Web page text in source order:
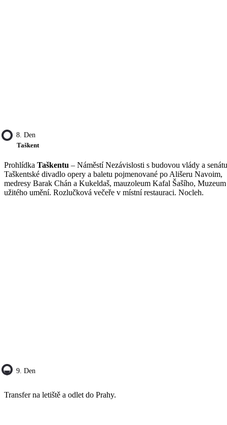
8. Den
Taškent
Prohlídka Taškentu – Náměstí Nezávislosti s budovou vlády a
Taškentské divadlo opery a baletu pojmenované po Ališeru Navoim,
medresy Barak Chán a Kukeldaš, mauzoleum Kafal Šašího, Muzeum
užitého umění. Rozlučková večeře v místní restauraci. Nocleh.
9. Den
Transfer na letiště a odlet do Prahy.